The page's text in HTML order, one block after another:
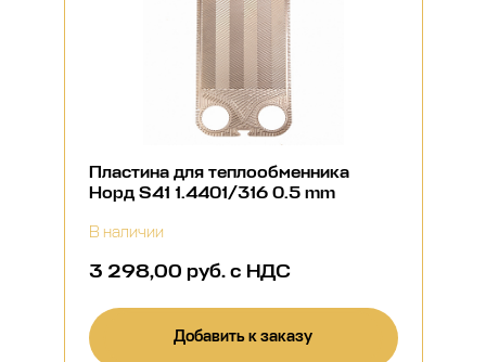
Пластина для теплообменника
Норд S41 1.4401/316 0.5 mm
В наличии
3 298,00 руб. с НДС
Добавить к заказу